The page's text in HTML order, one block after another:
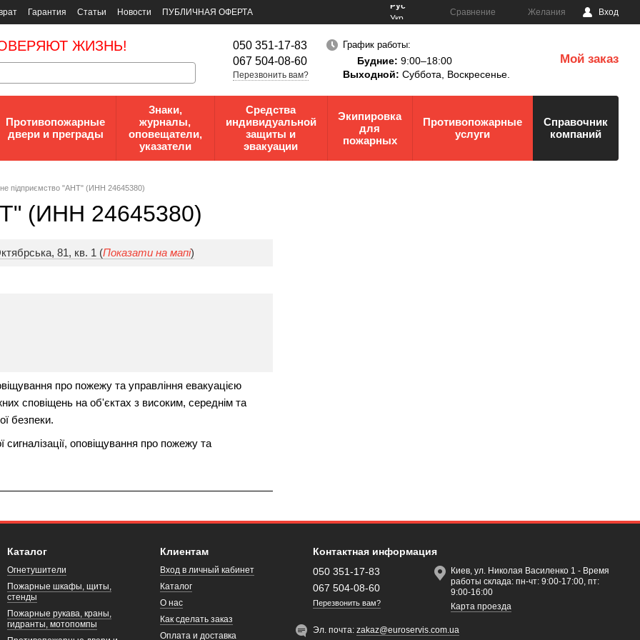
Гарантия Статьи Новости
ПУБЛИЧНАЯ ОФЕРТА
Рус
Укр
Сравнение Желания Вход
ЖИЗНЬ!
050 351-17-83
067 504-08-60
Перезвонить вам?
График работы:
Будние: 9:00–18:00
Выходной: Суббота, Воскресенье.
Мой заказ
Противопожарные
двери и преграды
Знаки,
журналы,
оповещатели,
указатели
Средства
индивидуальной
защиты и
эвакуации
Экипировка
для
пожарных
Противопожарные
услуги
Справочник
компаний
підприємство "АНТ" (ИНН 24645380)
(ИНН 24645380)
81, кв. 1 (Показати на мапі)
про пожежу та управління евакуацією
сповіщень на об'єктах з високим, середнім та
безпеки.
оповіщування про пожежу та
Каталог
Огнетушители
Пожарные шкафы, щиты,
стенды
Пожарные рукава, краны,
гидранты, мотопомпы
Клиентам
Вход в личный кабинет
Каталог
О нас
Как сделать заказ
Оплата и доставка
Контактная информация
050 351-17-83
067 504-08-60
Перезвонить вам?
Киев, ул. Николая Василенко 1 - Время
работы склада: пн-чт: 9:00-17:00, пт:
9:00-16:00
Карта проезда
Эл. почта:zakaz@euroservis.com.ua